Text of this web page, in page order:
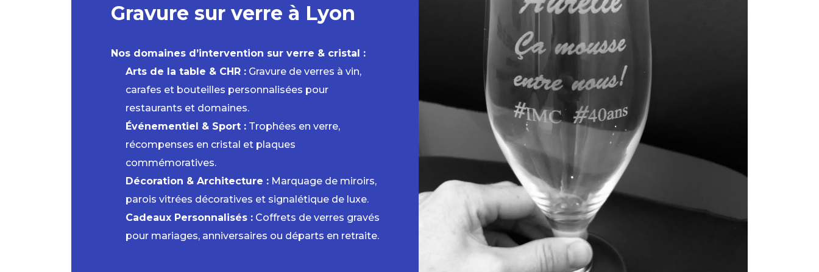
Gravure sur verre à Lyon
Nos domaines d’intervention sur verre & cristal :
Arts de la table & CHR : Gravure de verres à vin,
carafes et bouteilles personnalisées pour
restaurants et domaines.
Événementiel & Sport : Trophées en verre,
récompenses en cristal et plaques
commémoratives.
Décoration & Architecture : Marquage de miroirs,
parois vitrées décoratives et signalétique de luxe.
Cadeaux Personnalisés : Coffrets de verres gravés
pour mariages, anniversaires ou départs en retraite.